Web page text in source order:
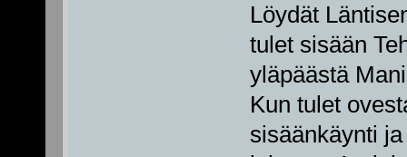
Löydät
tulet sisään
yläpäästä
Kun tulet
sisäänkäynti